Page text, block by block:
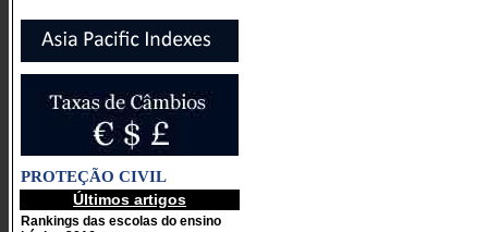
PROTEÇÃO CIVIL
Últimos artigos
Rankings das escolas do ensino